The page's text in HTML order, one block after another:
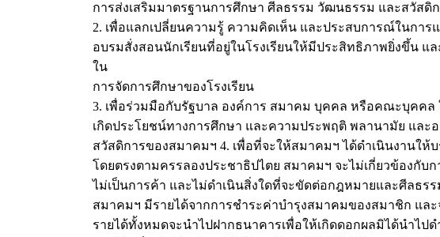
การส่งเสริมมาตรฐานการศึกษา ศีลธรรม วัฒนธรรม และสวัสดิ
2. เพื่อแลกเปลี่ยนความรู้ ความคิดเห็น และประสบการณ์ในการ
อบรมสั่งสอนนักเรียนที่อยู่ในโรงเรียนให้มีประสิทธิภาพยิ่งขึ้น แ
ใน
การจัดการศึกษาของโรงเรียน
3. เพื่อร่วมมือกับรัฐบาล องค์การ สมาคม บุคคล หรือคณะบุคคล
เกิดประโยชน์ทางการศึกษา และความประพฤติ พลานามัย แล
สวัสดิการของสมาคมฯ 4. เพื่อที่จะให้สมาคมฯ ได้ดำเนินงานให้
โดยตรงตามครรลองประชาธิปไตย สมาคมฯ จะไม่เกี่ยวข้องกับ
ไม่เป็นการค้า และไม่ดำเนินสิ่งใดที่จะขัดต่อกฎหมายและศีลธร
สมาคมฯ มีรายได้จากการชำระค่าบำรุงสมาคมของสมาชิก และ
รายได้ทั้งหมดจะนำไปฝากธนาคารเพื่อให้เกิดดอกผลมิได้นำไป